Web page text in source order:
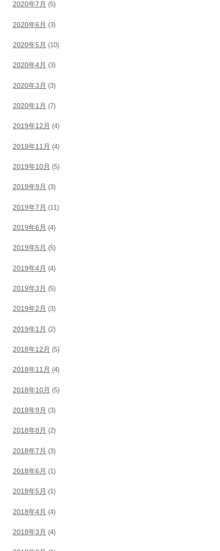
2020年7月 (5)
2020年6月 (3)
2020年5月 (10)
2020年4月 (3)
2020年3月 (3)
2020年1月 (7)
2019年12月 (4)
2019年11月 (4)
2019年10月 (5)
2019年9月 (3)
2019年7月 (11)
2019年6月 (4)
2019年5月 (5)
2019年4月 (4)
2019年3月 (5)
2019年2月 (3)
2019年1月 (2)
2018年12月 (5)
2018年11月 (4)
2018年10月 (5)
2018年9月 (3)
2018年8月 (2)
2018年7月 (3)
2018年6月 (1)
2018年5月 (1)
2018年4月 (4)
2018年3月 (4)